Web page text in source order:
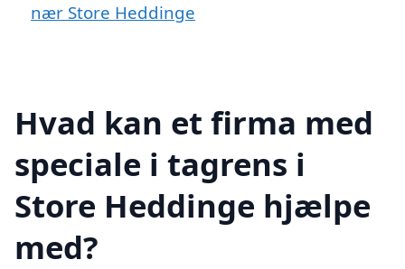
nær Store Heddinge
Hvad kan et firma med
speciale i tagrens i
Store Heddinge hjælpe
med?